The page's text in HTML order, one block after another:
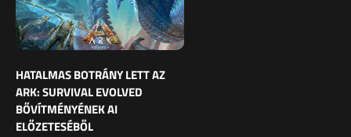
HATALMAS BOTRÁNY LETT AZ
ARK: SURVIVAL EVOLVED
BŐVÍTMÉNYÉNEK AI
ELŐZETESÉBŐL